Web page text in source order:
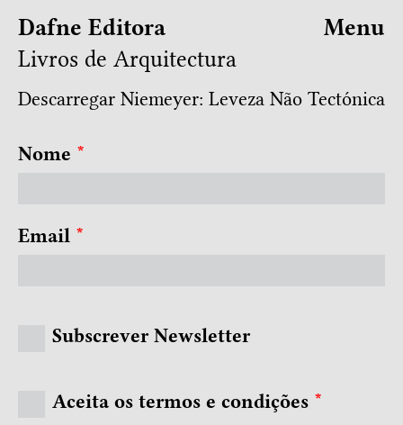
Dafne Editora
Livros de Arquitectura
Menu
Descarregar Niemeyer: Leveza Não Tectónica
Nome *
Email *
Subscrever Newsletter
Aceita os termos e condições *